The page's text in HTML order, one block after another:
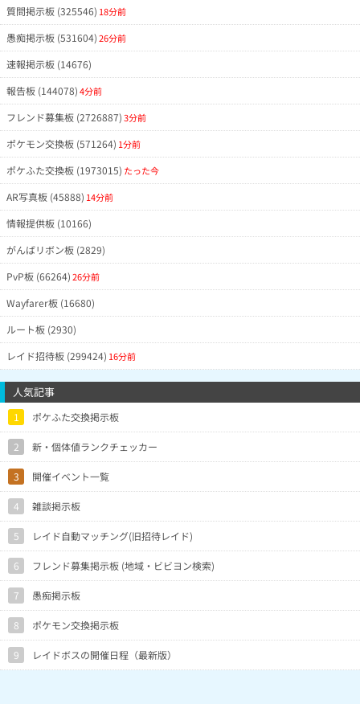
質問掲示板 (325546) 18分前
愚痴掲示板 (531604)26分前
速報掲示板 (14676)
報告板 (144078)4分前
フレンド募集板 (2726887)3分前
ポケモン交換板 (571264) 1分前
ポケふた交換板 (1973015) たった今
AR写真板 (45888) 14分前
情報提供板 (10166)
がんばリボン板 (2829)
PvP板 (66264)26分前
Wayfarer板 (16680)
ルート板 (2930)
レイド招待板 (299424) 16分前
人気記事
1 ポケふた交換掲示板
2 新・個体値ランクチェッカー
3 開催イベント一覧
4 雑談掲示板
5 レイド自動マッチング(旧招待レイド)
6 フレンド募集掲示板 (地域・ビビヨン検索)
7 愚痴掲示板
8 ポケモン交換掲示板
9 レイドボスの開催日程（最新版）